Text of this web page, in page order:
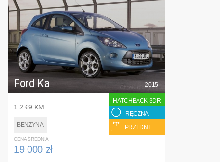
Ford Ka
1.2 69 KM
BENZYNA
2015
HATCHBACK 3DR
RĘCZNA
PRZEDNI
CENA ŚREDNIA
19 000 zł